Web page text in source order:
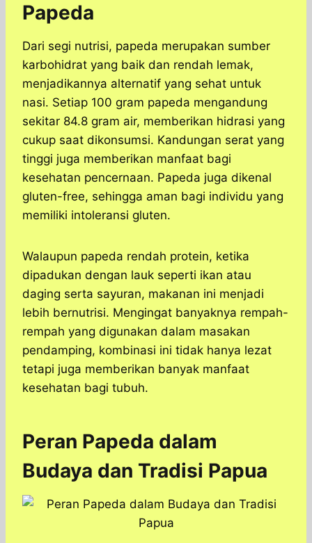
Papeda
Dari segi nutrisi, papeda merupakan sumber
karbohidrat yang baik dan rendah lemak,
menjadikannya alternatif yang sehat untuk
nasi. Setiap 100 gram papeda mengandung
sekitar 84.8 gram air, memberikan hidrasi yang
cukup saat dikonsumsi. Kandungan serat yang
tinggi juga memberikan manfaat bagi
kesehatan pencernaan. Papeda juga dikenal
gluten-free, sehingga aman bagi individu yang
memiliki intoleransi gluten.
Walaupun papeda rendah protein, ketika
dipadukan dengan lauk seperti ikan atau
daging serta sayuran, makanan ini menjadi
lebih bernutrisi. Mengingat banyaknya rempah-
rempah yang digunakan dalam masakan
pendamping, kombinasi ini tidak hanya lezat
tetapi juga memberikan banyak manfaat
kesehatan bagi tubuh.
Peran Papeda dalam
Budaya dan Tradisi Papua